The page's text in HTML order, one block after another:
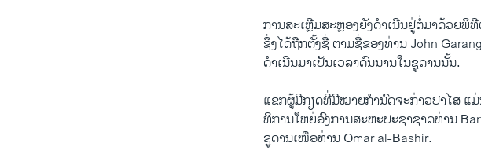
ການສະເຫຼີມສະຫຼອງຍັງດຳເນີນຢູ່ຕໍ່ມາດ້ວຍພິ
ຊຶ່ງໄດ້ຖືກຕັ້ງຊື່ ຕາມຊື່ຂອງທ່ານ John
ດຳເນີນມາເປັນເວລາດົນນານໃນຊູດານນັ້ນ.
ແຂກຜູ້ມີກຽດທີ່ມີໝາຍກຳນົດຈະກ່າວປາໄສ ແ
ທິການໃຫຍ່ອົງການສະຫະປະຊາຊາດທ່ານ
ຊູດານເໜືອທ່ານ Omar al-Bashir.